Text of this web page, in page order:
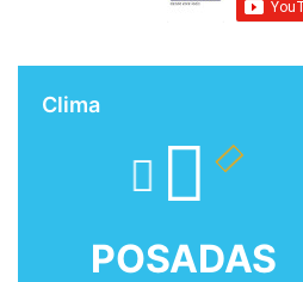
Clima
POSADAS